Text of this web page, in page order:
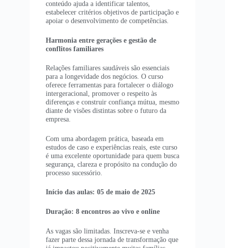
conteúdo ajuda a identificar talentos,
estabelecer critérios objetivos de participação e
apoiar o desenvolvimento de competências.
Harmonia entre gerações e gestão de
conflitos familiares
Relações familiares saudáveis são essenciais
para a longevidade dos negócios. O curso
oferece ferramentas para fortalecer o diálogo
intergeracional, promover o respeito às
diferenças e construir confiança mútua, mesmo
diante de visões distintas sobre o futuro da
empresa.
Com uma abordagem prática, baseada em
estudos de caso e experiências reais, este curso
é uma excelente oportunidade para quem busca
segurança, clareza e propósito na condução do
processo sucessório.
Início das aulas: 05 de maio de 2025
Duração: 8 encontros ao vivo e online
As vagas são limitadas. Inscreva-se e venha
fazer parte dessa jornada de transformação que